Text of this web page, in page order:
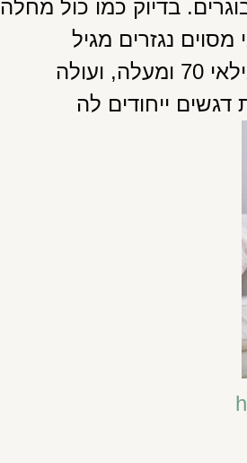
בדיוק כמו כול מחלה
נגזרים מגיל
המטופלת. שליש ממקרי סרטן השד מתגלים אצל נשים בגילאי 70 ומעלה, ועולה
דגשים ייחודים לה